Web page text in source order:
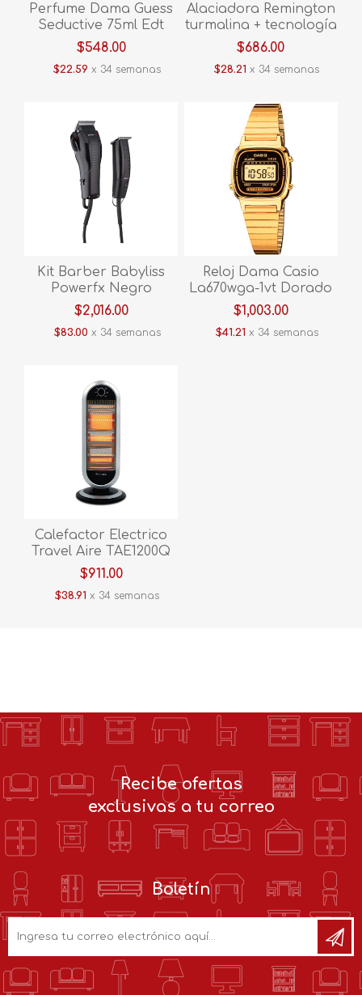
Perfume Dama Guess
Seductive 75ml Edt
Dama Mgues
$548.00
$22.59 x 34 semanas
Alaciadora Remington
turmalina + tecnología
antiestática S5520-110f
Morado
$686.00
$28.21 x 34 semanas
Kit Barber Babyliss
Powerfx Negro
$2,016.00
$83.00 x 34 semanas
Reloj Dama Casio
La670wga-1vt Dorado
$1,003.00
$41.21 x 34 semanas
Calefactor Electrico
Travel Aire TAE1200Q
$911.00
$38.91 x 34 semanas
Recibe ofertas
exclusivas a tu correo
Boletín